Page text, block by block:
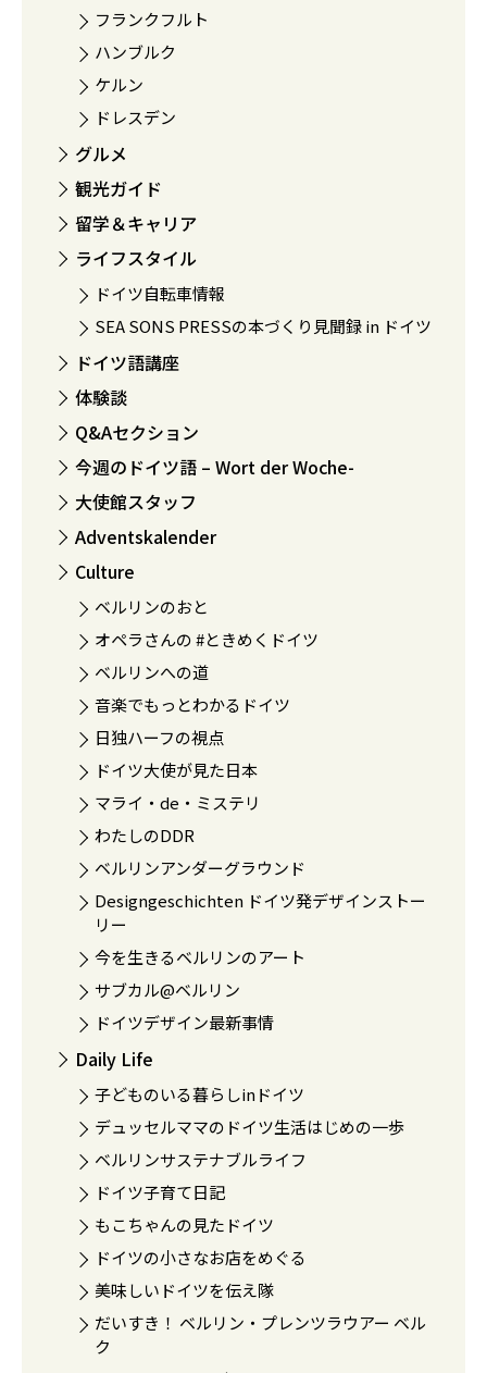
フランクフルト
ハンブルク
ケルン
ドレスデン
グルメ
観光ガイド
留学＆キャリア
ライフスタイル
ドイツ自転車情報
SEA SONS PRESSの本づくり見聞録 in ドイツ
ドイツ語講座
体験談
Q&Aセクション
今週のドイツ語 – Wort der Woche-
大使館スタッフ
Adventskalender
Culture
ベルリンのおと
オペラさんの #ときめくドイツ
ベルリンへの道
音楽でもっとわかるドイツ
日独ハーフの視点
ドイツ大使が見た日本
マライ・de・ミステリ
わたしのDDR
ベルリンアンダーグラウンド
Designgeschichten ドイツ発デザインストー
リー
今を生きるベルリンのアート
サブカル@ベルリン
ドイツデザイン最新事情
Daily Life
子どものいる暮らしinドイツ
デュッセルママのドイツ生活はじめの一歩
ベルリンサステナブルライフ
ドイツ子育て日記
もこちゃんの見たドイツ
ドイツの小さなお店をめぐる
美味しいドイツを伝え隊
だいすき！ ベルリン・プレンツラウアー ベル
ク